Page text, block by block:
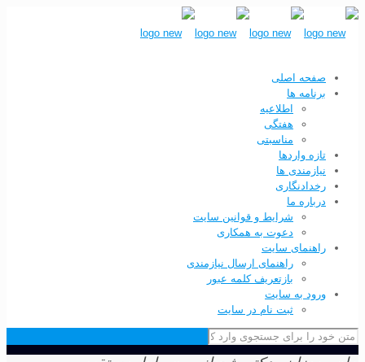
صفحه اصلی
برنامه ها
اطلاعیه
هفتگی
مناسبتی
تازه واردها
نیازمندی ها
رخدادنگاری
درباره ما
شرایط و قوانین سایت
دعوت به همکاری
راهنمای سایت
راهنمای ارسال نیازمندی
بازتعریف کلمه عبور
ورود به سایت
ثبت نام در سایت